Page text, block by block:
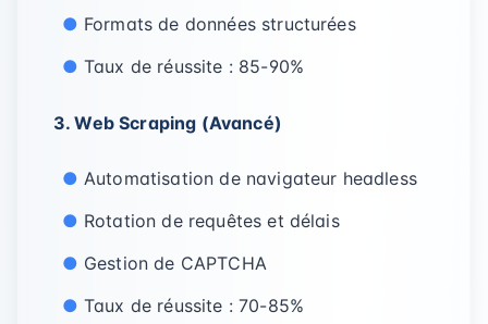
Formats de données structurées
Taux de réussite : 85-90%
3. Web Scraping (Avancé)
Automatisation de navigateur headless
Rotation de requêtes et délais
Gestion de CAPTCHA
Taux de réussite : 70-85%